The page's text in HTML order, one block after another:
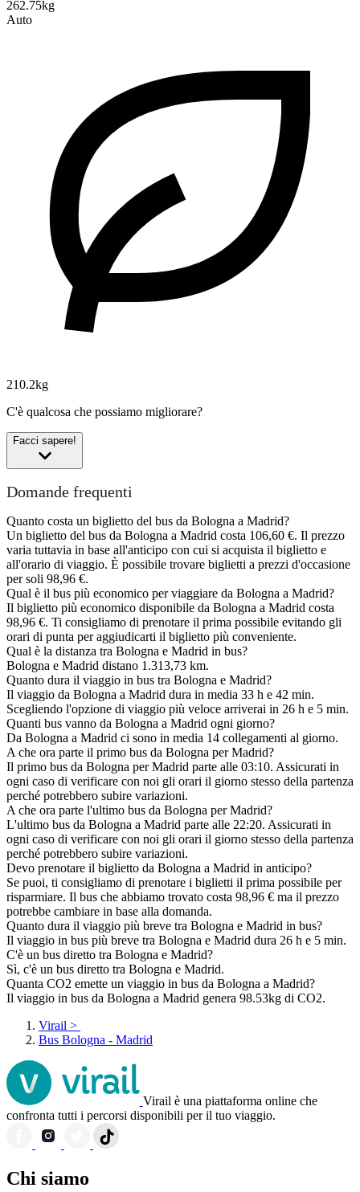
262.75kg
Auto
210.2kg
C'è qualcosa che possiamo migliorare?
Facci sapere!
Domande frequenti
Quanto costa un biglietto del bus da Bologna a Madrid?
Un biglietto del bus da Bologna a Madrid costa 106,60 €. Il prezzo
varia tuttavia in base all'anticipo con cui si acquista il biglietto e
all'orario di viaggio. È possibile trovare biglietti a prezzi d'occasione
per soli 98,96 €.
Qual è il bus più economico per viaggiare da Bologna a Madrid?
Il biglietto più economico disponibile da Bologna a Madrid costa
98,96 €. Ti consigliamo di prenotare il prima possibile evitando gli
orari di punta per aggiudicarti il biglietto più conveniente.
Qual è la distanza tra Bologna e Madrid in bus?
Bologna e Madrid distano 1.313,73 km.
Quanto dura il viaggio in bus tra Bologna e Madrid?
Il viaggio da Bologna a Madrid dura in media 33 h e 42 min.
Scegliendo l'opzione di viaggio più veloce arriverai in 26 h e 5 min.
Quanti bus vanno da Bologna a Madrid ogni giorno?
Da Bologna a Madrid ci sono in media 14 collegamenti al giorno.
A che ora parte il primo bus da Bologna per Madrid?
Il primo bus da Bologna per Madrid parte alle 03:10. Assicurati in
ogni caso di verificare con noi gli orari il giorno stesso della partenza
perché potrebbero subire variazioni.
A che ora parte l'ultimo bus da Bologna per Madrid?
L'ultimo bus da Bologna a Madrid parte alle 22:20. Assicurati in
ogni caso di verificare con noi gli orari il giorno stesso della partenza
perché potrebbero subire variazioni.
Devo prenotare il biglietto da Bologna a Madrid in anticipo?
Se puoi, ti consigliamo di prenotare i biglietti il prima possibile per
risparmiare. Il bus che abbiamo trovato costa 98,96 € ma il prezzo
potrebbe cambiare in base alla domanda.
Quanto dura il viaggio più breve tra Bologna e Madrid in bus?
Il viaggio in bus più breve tra Bologna e Madrid dura 26 h e 5 min.
C'è un bus diretto tra Bologna e Madrid?
Sì, c'è un bus diretto tra Bologna e Madrid.
Quanta CO2 emette un viaggio in bus da Bologna a Madrid?
Il viaggio in bus da Bologna a Madrid genera 98.53kg di CO2.
Virail >
Bus Bologna - Madrid
Virail è una piattaforma online che
confronta tutti i percorsi disponibili per il tuo viaggio.
Chi siamo